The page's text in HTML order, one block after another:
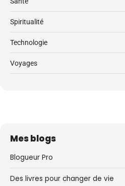
Spiritualité
Technologie
Voyages
Mes blogs
Blogueur Pro
Des livres pour changer de vie